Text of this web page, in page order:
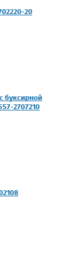
20
буксирной
2707210